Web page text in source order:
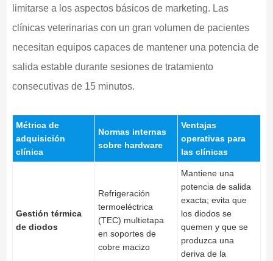
limitarse a los aspectos básicos de marketing. Las
clínicas veterinarias con un gran volumen de pacientes
necesitan equipos capaces de mantener una potencia de
salida estable durante sesiones de tratamiento
consecutivas de 15 minutos.
Métrica de
adquisición
clínica
Normas internas
sobre hardware
Ventajas
operativas para
las clínicas
Gestión térmica
de diodos
Refrigeración
termoeléctrica
(TEC) multietapa
en soportes de
cobre macizo
Mantiene una
potencia de salida
exacta; evita que
los diodos se
quemen y que se
produzca una
deriva de la